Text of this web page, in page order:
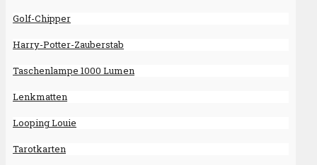
Golf-Chipper
Harry-Potter-Zauberstab
Taschenlampe 1000 Lumen
Lenkmatten
Looping Louie
Tarotkarten